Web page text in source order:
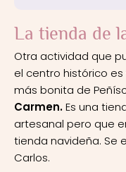
La tienda de
Otra actividad que
el centro histórico
más bonita de
Carmen.Es una
artesanal pero que
tienda navideña. Se
Carlos.